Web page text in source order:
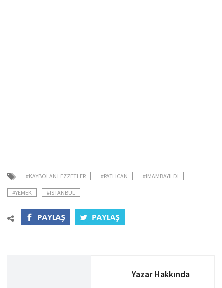
#KAYBOLAN LEZZETLER #PATLICAN #IMAMBAYILDI
#YEMEK #ISTANBUL
Yazar Hakkında